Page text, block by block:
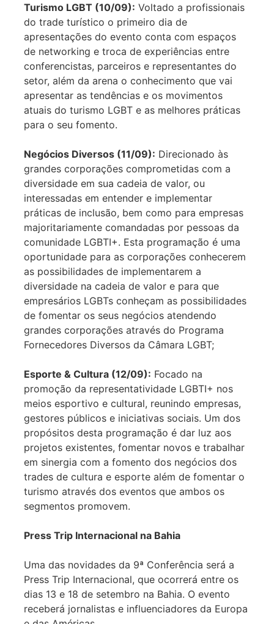
Turismo LGBT (10/09): Voltado a profissionais
do trade turístico o primeiro dia de
apresentações do evento conta com espaços
de networking e troca de experiências entre
conferencistas, parceiros e representantes do
setor, além da arena o conhecimento que vai
apresentar as tendências e os movimentos
atuais do turismo LGBT e as melhores práticas
para o seu fomento.
Negócios Diversos (11/09): Direcionado às
grandes corporações comprometidas com a
diversidade em sua cadeia de valor, ou
interessadas em entender e implementar
práticas de inclusão, bem como para empresas
majoritariamente comandadas por pessoas da
comunidade LGBTI+. Esta programação é uma
oportunidade para as corporações conhecerem
as possibilidades de implementarem a
diversidade na cadeia de valor e para que
empresários LGBTs conheçam as possibilidades
de fomentar os seus negócios atendendo
grandes corporações através do Programa
Fornecedores Diversos da Câmara LGBT;
Esporte & Cultura (12/09): Focado na
promoção da representatividade LGBTI+ nos
meios esportivo e cultural, reunindo empresas,
gestores públicos e iniciativas sociais. Um dos
propósitos desta programação é dar luz aos
projetos existentes, fomentar novos e trabalhar
em sinergia com a fomento dos negócios dos
trades de cultura e esporte além de fomentar o
turismo através dos eventos que ambos os
segmentos promovem.
Press Trip Internacional na Bahia
Uma das novidades da 9ª Conferência será a
Press Trip Internacional, que ocorrerá entre os
dias 13 e 18 de setembro na Bahia. O evento
receberá jornalistas e influenciadores da Europa